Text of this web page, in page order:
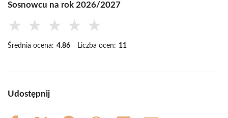
Sosnowcu na rok 2026/2027
★ ★ ★ ★ ★
Średnia ocena: 4.86 Liczba ocen: 11
Udostępnij